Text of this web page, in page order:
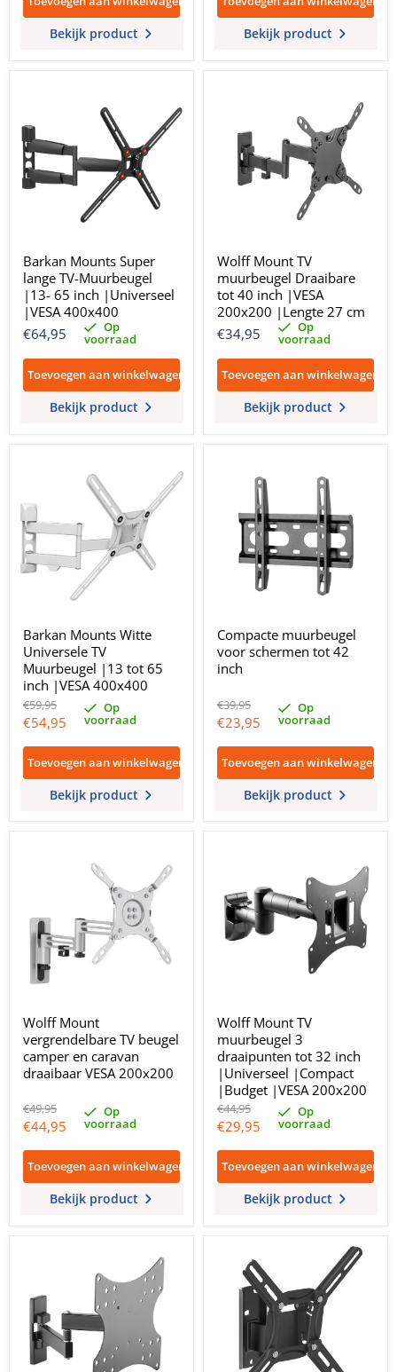
Bekijk product Bekijk product
Barkan Mounts Super
lange TV-Muurbeugel
|13- 65 inch |Universeel
|VESA 400x400
€64,95
Op
voorraad
Toevoegen aan winkelwagen
Bekijk product
Wolff Mount TV
muurbeugel Draaibare
tot 40 inch |VESA
200x200 |Lengte 27 cm
€34,95
Op
voorraad
Toevoegen aan winkelwagen
Bekijk product
Barkan Mounts Witte
Universele TV
Muurbeugel |13 tot 65
inch |VESA 400x400
Oorspronkelijke
prijs
€59,95
Huidige
€54,95
Op
voorraad
Toevoegen aan winkelwagen
Bekijk product
Compacte muurbeugel
voor schermen tot 42
inch
Oorspronkelijke
prijs
€39,95
Huidige
€23,95
Op
voorraad
Toevoegen aan winkelwagen
Bekijk product
Wolff Mount
vergrendelbare TV beugel
camper en caravan
draaibaar VESA 200x200
Oorspronkelijke
prijs
€49,95
Huidige
prijs
€44,95
Op
voorraad
Toevoegen aan winkelwagen
Bekijk product
Wolff Mount TV
muurbeugel 3
draaipunten tot 32 inch
|Universeel |Compact
|Budget |VESA 200x200
Oorspronkelijke
prijs
€44,95
Huidige
prijs
€29,95
Op
voorraad
Toevoegen aan winkelwagen
Bekijk product